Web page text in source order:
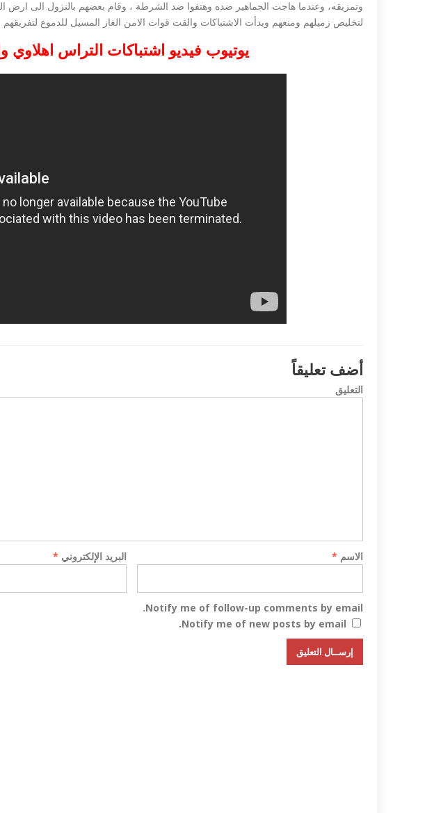
وتمزيقه، وعندما هاجت الجماهير ضده وهتفوا ضد الشرطة ، وقام بعضهم بالنزول الى ارض
لتخليص زميلهم ومنعهم وبدأت الاشتباكات والقت قوات الامن الغاز المسيل للدموع لتفريقهم
يوتيوب فيديو اشتباكات التراس
أضف تعليقاً
التعليق
الاسم * البريد الإلكتروني *
Notify me of follow-up comments by email.
Notify me of new posts by email.